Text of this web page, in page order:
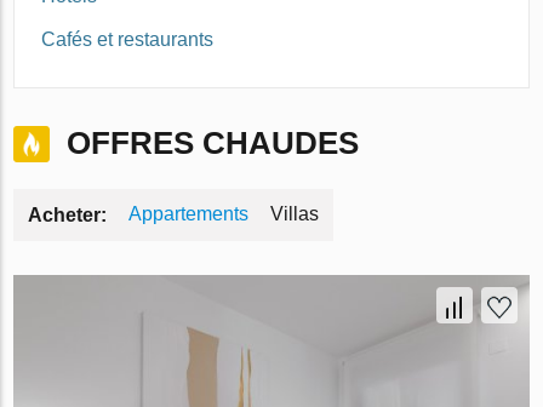
Cafés et restaurants
OFFRES CHAUDES
Acheter: Appartements Villas